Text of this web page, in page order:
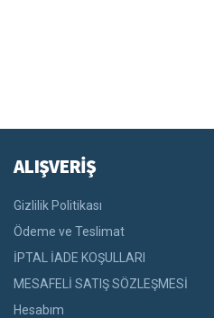
ALIŞVERİŞ
Gizlilik Politikası
Ödeme ve Teslimat
İPTAL İADE KOŞULLARI
MESAFELİ SATIŞ SÖZLEŞMESİ
Hesabım